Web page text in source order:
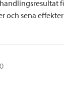
och sena